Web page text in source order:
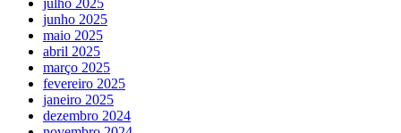
julho 2025
junho 2025
maio 2025
abril 2025
março 2025
fevereiro 2025
janeiro 2025
dezembro 2024